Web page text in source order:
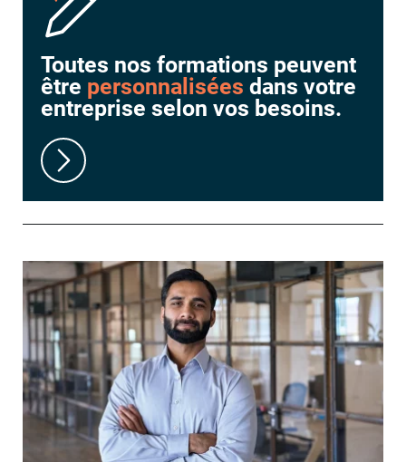
Toutes nos formations peuvent
être personnalisées dans votre
entreprise selon vos besoins.